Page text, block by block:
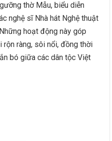
thờ Mẫu, biểu diễn
nghệ sĩ Nhà hát Nghệ thuật
hoạt động này góp
rộn ràng, sôi nổi, đồng thời
bó giữa các dân tộc Việt